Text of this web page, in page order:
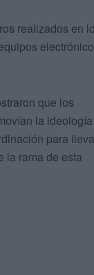
realizados en
que los
la
para
la rama de esta